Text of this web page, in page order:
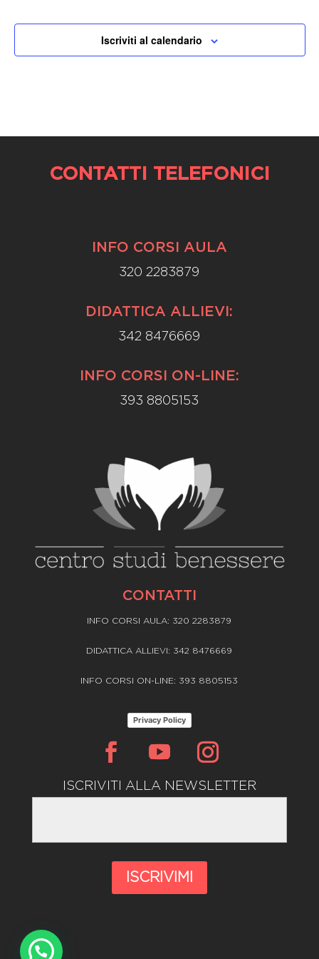
Iscriviti al calendario
CONTATTI TELEFONICI
INFO CORSI AULA
320 2283879
DIDATTICA ALLIEVI:
342 8476669
INFO CORSI ON-LINE:
393 8805153
CONTATTI
INFO CORSI AULA: 320 2283879
DIDATTICA ALLIEVI: 342 8476669
INFO CORSI ON-LINE: 393 8805153
Privacy Policy
ISCRIVITI ALLA NEWSLETTER